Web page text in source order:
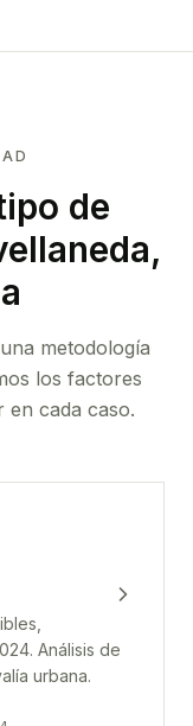
de
metodología
los factores
en cada caso.
Análisis de
urbana.